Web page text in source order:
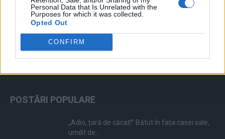
Personal Data that Is Unrelated with the
Purposes for which it was collected.
Opted Out
CONFIRM
POSTĂRI POPULARE
„Adio, țară de căcat!” Bătut în fața casei sale,
umilit de...